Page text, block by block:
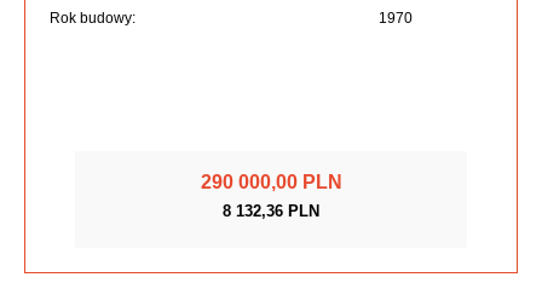
Rok budowy:
1970
290 000,00 PLN
8 132,36 PLN